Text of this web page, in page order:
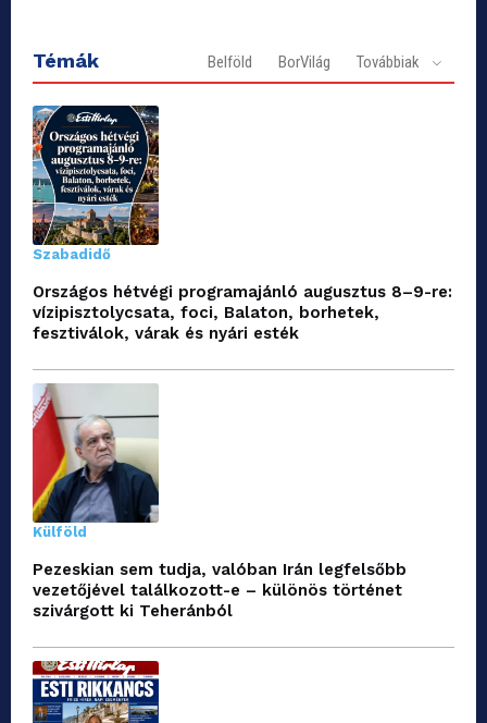
Témák Belföld BorVilág Továbbiak
Szabadidő
Országos hétvégi programajánló augusztus 8–9-re:
vízipisztolycsata, foci, Balaton, borhetek,
fesztiválok, várak és nyári esték
Külföld
Pezeskian sem tudja, valóban Irán legfelsőbb
vezetőjével találkozott-e – különös történet
szivárgott ki Teheránból